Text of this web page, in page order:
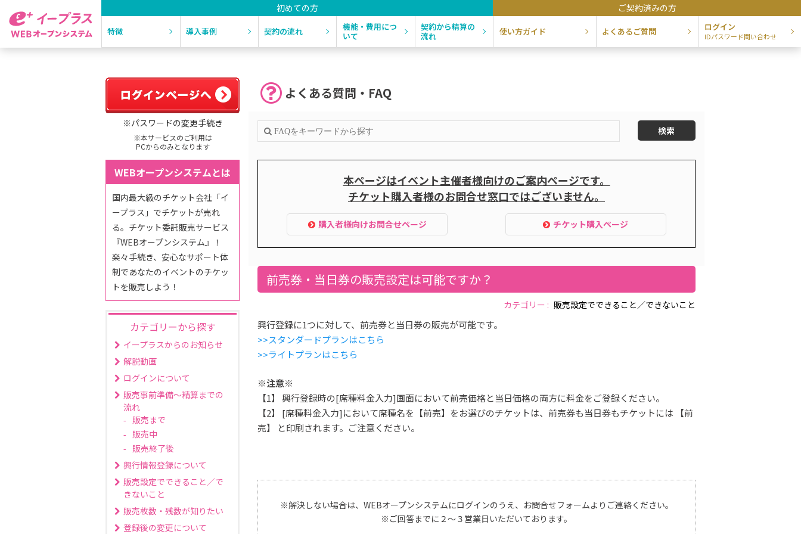
初めての方
特徴 導入事例 契約の流れ
機能・費用につ
いて
契約から精算の
流れ
ご契約済みの方
使い方ガイド よくあるご質問 ログイン
IDパスワード問い合わせ
よくある質問・FAQ
本ページはイベント主催者様向けのご案内ページです。
チケット購入者様のお問合せ窓口ではございません。
購入者様向けお問合せページ チケット購入ページ
前売券・当日券の販売設定は可能ですか？
カテゴリー : 販売設定でできること／できないこと
興行登録に1つに対して、前売券と当日券の販売が可能です。
>>スタンダードプランはこちら
>>ライトプランはこちら
※注意※
【1】 興行登録時の[席種料金入力]画面において前売価格と当日価格の両方に料金をご登録ください。
【2】 [席種料金入力]において席種名を【前売】をお選びのチケットは、前売券も当日券もチケットには 【前
売】 と印刷されます。ご注意ください。
※解決しない場合は、WEBオープンシステムにログインのうえ、お問合せフォームよりご連絡ください。
※ご回答までに２～３営業日いただいております。
※パスワードの変更手続き
※本サービスのご利用は
PCからのみとなります
WEBオープンシステムとは
国内最大級のチケット会社「イ
ープラス」でチケットが売れ
る。チケット委託販売サービス
『WEBオープンシステム』！
楽々手続き、安心なサポート体
制であなたのイベントのチケッ
トを販売しよう！
カテゴリーから探す
イープラスからのお知らせ
解説動画
ログインについて
販売事前準備～精算までの
流れ
販売まで
販売中
販売終了後
興行情報登録について
販売設定でできること／で
きないこと
販売枚数・残数が知りたい
登録後の変更について